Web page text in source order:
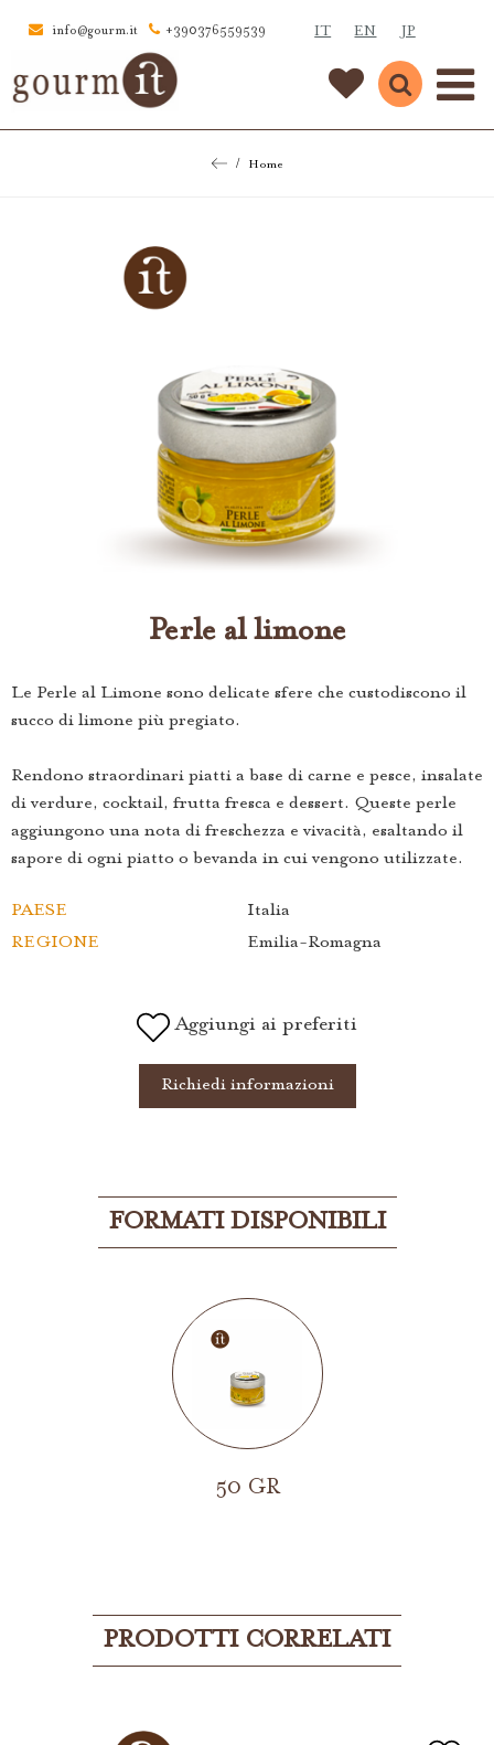
info@gourm.it +390376559539 IT EN JP
Home
Perle al limone
Le Perle al Limone sono delicate sfere che custodiscono il
succo di limone più pregiato.
Rendono straordinari piatti a base di carne e pesce, insalate
di verdure, cocktail, frutta fresca e dessert. Queste perle
aggiungono una nota di freschezza e vivacità, esaltando il
sapore di ogni piatto o bevanda in cui vengono utilizzate.
PAESE
Italia
REGIONE
Emilia-Romagna
Aggiungi ai preferiti
Richiedi informazioni
FORMATI DISPONIBILI
50 GR
PRODOTTI CORRELATI